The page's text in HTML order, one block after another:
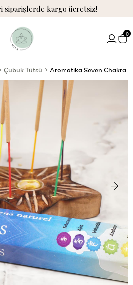
siparişlerde kargo ücretsiz!
0
Çubuk Tütsü Aromatika Seven Chakra